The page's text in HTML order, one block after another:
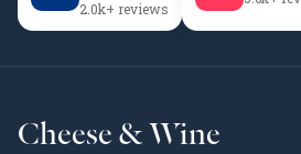
2.0k+ reviews
Cheese & Wine